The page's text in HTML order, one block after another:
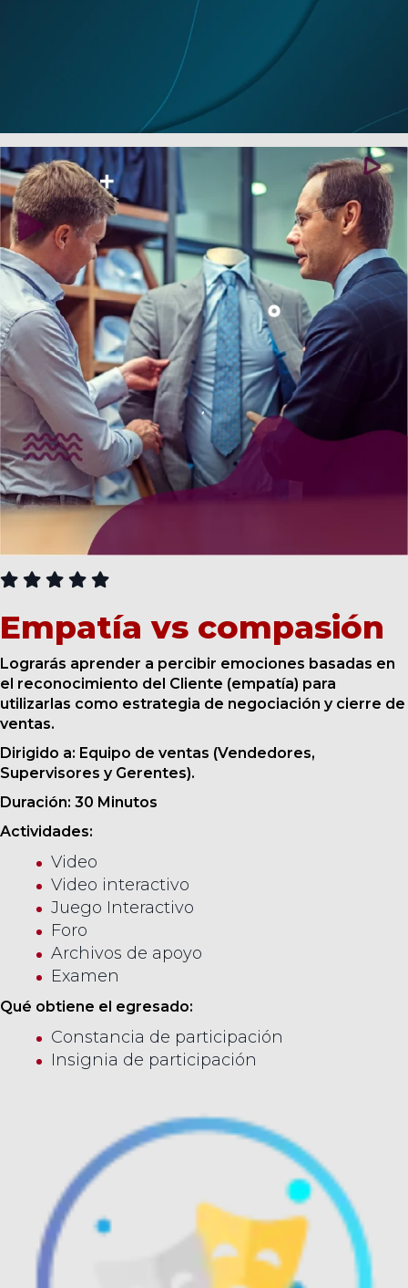
CURSOS
Empatía vs compasión
Lograrás aprender a percibir emociones basadas en
el reconocimiento del Cliente (empatía) para
utilizarlas como estrategia de negociación y cierre de
ventas.
Dirigido a: Equipo de ventas (Vendedores,
Supervisores y Gerentes).
Duración: 30 Minutos
Actividades:
Video
Video interactivo
Juego Interactivo
Foro
Archivos de apoyo
Examen
Qué obtiene el egresado:
Constancia de participación
Insignia de participación